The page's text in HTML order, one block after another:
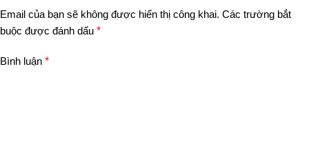
Email của bạn sẽ không được hiển thị công khai. Các trường bắt
buộc được đánh dấu *
Bình luận *